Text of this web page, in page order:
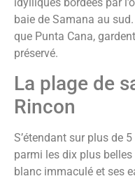
baie de Samana au
que Punta Cana,
préservé.
La plage de
Rincon
S’étendant sur plus de
parmi les dix plus
blanc immaculé et ses